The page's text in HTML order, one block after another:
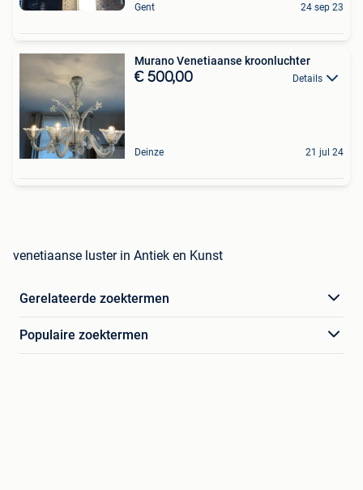
Gent 24 sep 23
Murano Venetiaanse kroonluchter
€ 500,00 Details
Deinze 21 jul 24
venetiaanse luster in Antiek en Kunst
Gerelateerde zoektermen
Populaire zoektermen